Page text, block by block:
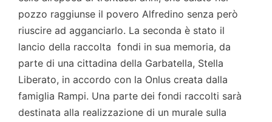
pozzo raggiunse il povero Alfredino senza però
riuscire ad agganciarlo. La seconda è stato il
lancio della raccolta fondi in sua memoria, da
parte di una cittadina della Garbatella, Stella
Liberato, in accordo con la Onlus creata dalla
famiglia Rampi. Una parte dei fondi raccolti sarà
destinata alla realizzazione di un murale sulla